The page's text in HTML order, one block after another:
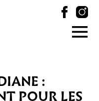
:
POUR LES